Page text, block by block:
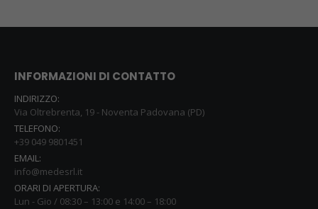
INFORMAZIONI DI CONTATTO
INDIRIZZO:
Via Oltrebrenta, 19 - Noventa Padovana (PD)
TELEFONO:
+39 049 9801451
EMAIL:
info@medesrl.it
ORARI DI APERTURA:
Lun - Gio / 08:30 – 13:00 e 14:00 – 18:00